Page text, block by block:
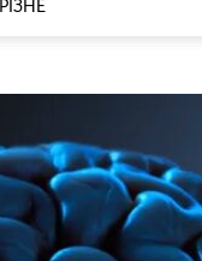
РІЗНЕ